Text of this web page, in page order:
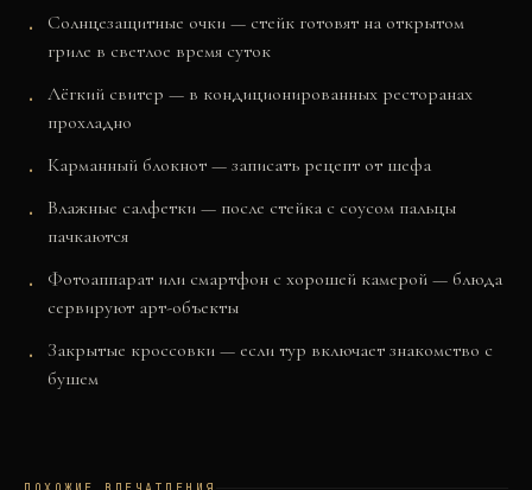
Солнцезащитные очки — стейк готовят на открытом
гриле в светлое время суток
Лёгкий свитер — в кондиционированных ресторанах
прохладно
Карманный блокнот — записать рецепт от шефа
Влажные салфетки — после стейка с соусом пальцы
пачкаются
Фотоаппарат или смартфон с хорошей камерой — блюда
сервируют арт-объекты
Закрытые кроссовки — если тур включает знакомство с
бушем